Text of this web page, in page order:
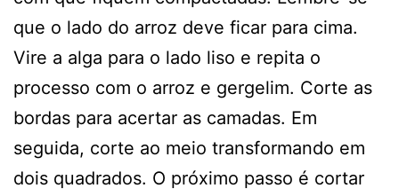
que o lado do arroz deve ficar para cima.
Vire a alga para o lado liso e repita o
processo com o arroz e gergelim. Corte as
bordas para acertar as camadas. Em
seguida, corte ao meio transformando em
dois quadrados. O próximo passo é cortar